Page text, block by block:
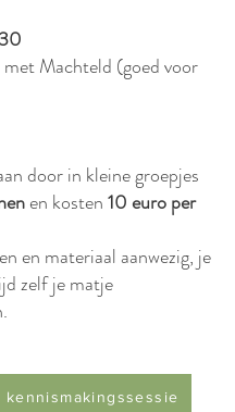
Machteld (goed voor
door in kleine groepjes
en kosten10 euro per
en materiaal aanwezig, je
zelf je matje
kennismakingssessie